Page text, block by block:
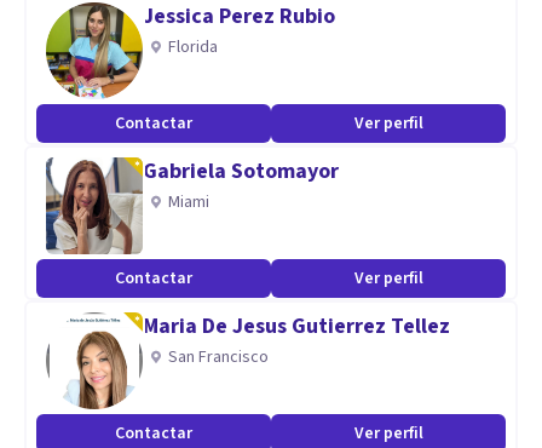
Jessica Perez Rubio
Florida
Contactar Ver perfil
Gabriela Sotomayor
Miami
Contactar Ver perfil
Maria De Jesus Gutierrez Tellez
San Francisco
Contactar Ver perfil